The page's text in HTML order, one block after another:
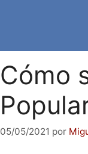
Cómo
05/05/2021 por